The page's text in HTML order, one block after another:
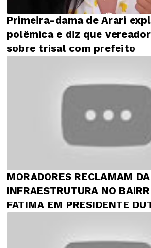
Primeira-dama de Arari
polêmica e diz que
sobre trisal com prefeito
MORADORES RECLAMAM
INFRAESTRUTURA NO
FATIMA EM PRESIDENTE